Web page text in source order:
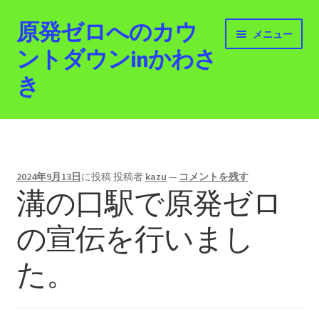
ナ
ビ
ゲ
ー
シ
キ
ッ
プ
コ
ン
テ
ン
ツ
プ
原発ゼロへのカウ
ントダウンinかわさ
き
メニュー
ホーム
活動紹介
2012.3.11 「原発ゼロへのカウントダウンinかわさ
き」「原発ゼロへの行進！誰でもデモ！」
原発ゼロ金曜日行動 inかわさき
2024年9月13日に投稿投稿者 kazu — コメントを残す
溝の口駅で原発ゼロ
の宣伝を行いまし
た。